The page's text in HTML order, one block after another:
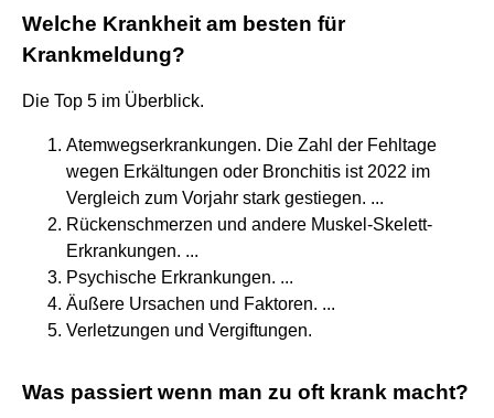
Welche Krankheit am besten für
Krankmeldung?
Die Top 5 im Überblick.
Atemwegserkrankungen. Die Zahl der Fehltage
wegen Erkältungen oder Bronchitis ist 2022 im
Vergleich zum Vorjahr stark gestiegen. ...
Rückenschmerzen und andere Muskel-Skelett-
Erkrankungen. ...
Psychische Erkrankungen. ...
Äußere Ursachen und Faktoren. ...
Verletzungen und Vergiftungen.
Was passiert wenn man zu oft krank macht?